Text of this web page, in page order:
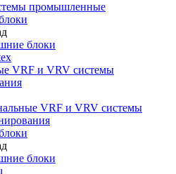
промышленные
блоки
VRF и VRV системы
VRF и VRV системы
блоки